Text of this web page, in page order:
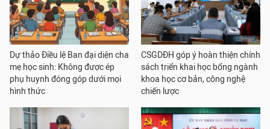
Dự thảo Điều lệ Ban đại diện cha
mẹ học sinh: Không được ép
phụ huynh đóng góp dưới mọi
hình thức
CSGDĐH góp ý hoàn thiện chính
sách triển khai học bổng ngành
khoa học cơ bản, công nghệ
chiến lược